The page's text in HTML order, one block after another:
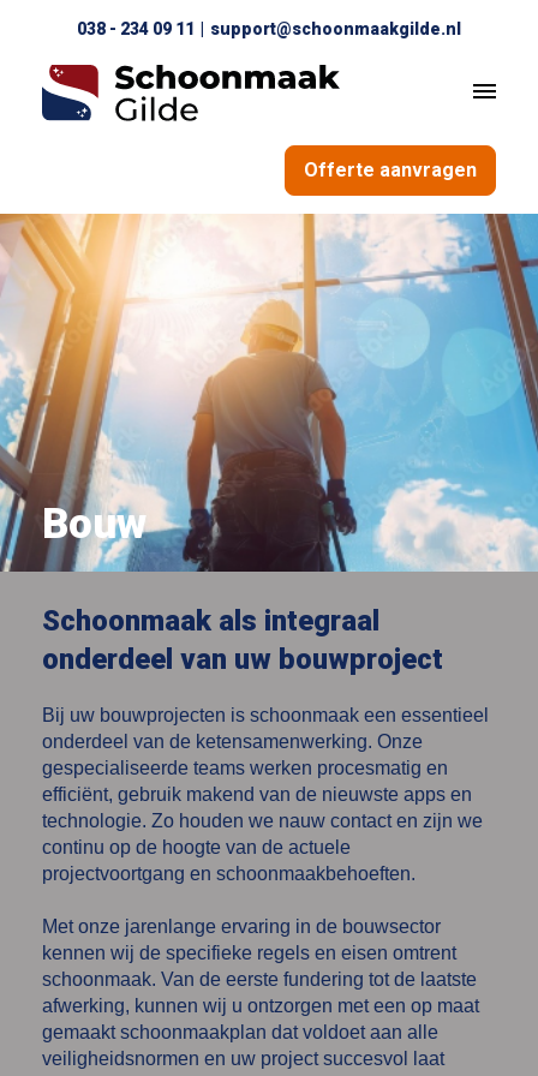
038 - 234 09 11 support@schoonmaakgilde.nl
Offerte aanvragen
Bouw
Schoonmaak als integraal
onderdeel van uw bouwproject
Bij uw bouwprojecten is schoonmaak een essentieel
onderdeel van de ketensamenwerking. Onze
gespecialiseerde teams werken procesmatig en
efficiënt, gebruik makend van de nieuwste apps en
technologie. Zo houden we nauw contact en zijn we
continu op de hoogte van de actuele
projectvoortgang en schoonmaakbehoeften.
Met onze jarenlange ervaring in de bouwsector
kennen wij de specifieke regels en eisen omtrent
schoonmaak. Van de eerste fundering tot de laatste
afwerking, kunnen wij u ontzorgen met een op maat
gemaakt schoonmaakplan dat voldoet aan alle
veiligheidsnormen en uw project succesvol laat